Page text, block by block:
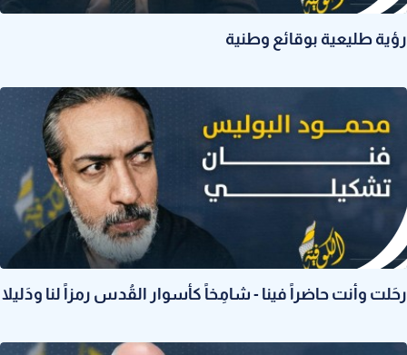
رؤية طليعية بوقائع وطنية
رحَلت وأنت حاضراً فينا - شامِخاً كأسوار القُدس رمزاً لنا ودَليلا